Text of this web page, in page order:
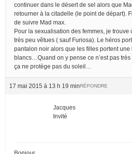
continuer dans le désert de sel alors que
retourner à la citadelle (le point de départ).
de suivre Mad max.
Pour la sexualisation des femmes, je trouve
très peu vêtues ( sauf Furiosa). Le héros
pantalon noir alors que les filles portent
blancs…Quand on y pense ce n’est pas
ça ne protège pas du soleil…
17 mai 2015 à 13 h 19 minRÉPONDRE
Jacques
Invité